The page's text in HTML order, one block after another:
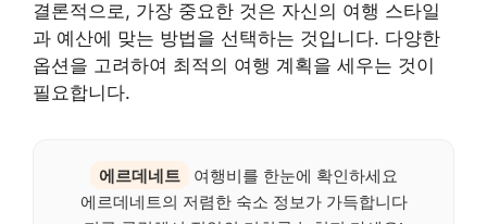
결론적으로, 가장 중요한 것은 자신의 여행 스타일
과 예산에 맞는 방법을 선택하는 것입니다. 다양한
옵션을 고려하여 최적의 여행 계획을 세우는 것이
필요합니다.
에르데네트
여행비를 한눈에 확인하세요
에르데네트의 저렴한 숙소 정보가 가득합니다